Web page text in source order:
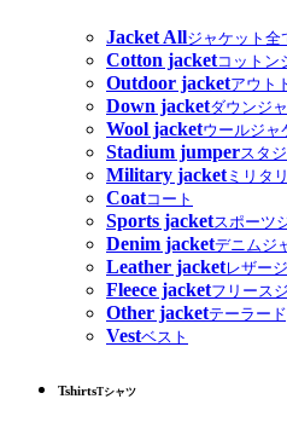
Jacket Allジャケット全
Cotton jacketコットン
Outdoor jacketアウト
Down jacketダウンジ
Wool jacketウールジャ
Stadium jumperスタ
Military jacketミリタ
Coatコート
Sports jacketスポーツ
Denim jacketデニムジ
Leather jacketレザー
Fleece jacketフリース
Other jacketテーラー
Vestベスト
TshirtsTシャツ